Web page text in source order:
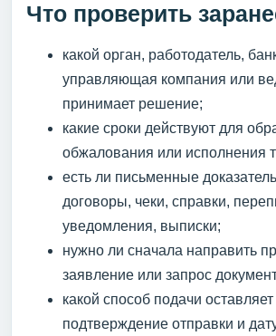
Что проверить
какой орган, работодатель,
управляющая компания или
принимает решение;
какие сроки действуют для
обжалования или исполнения
есть ли письменные
договоры, чеки, справки,
уведомления, выписки;
нужно ли сначала направить
заявление или запрос
какой способ подачи оставляет
подтверждение отправки и